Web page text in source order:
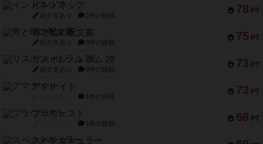
78 PT
インドネシア
紹介文あり 2件の投稿
75 PT
宵と暁の呪文書
紹介文あり 8件の投稿
73 PT
リスボン・トラム 28
紹介文あり 9件の投稿
73 PT
アマナイト
1件の投稿
66 PT
ブラヴェスト
1件の投稿
スペクタキュラー